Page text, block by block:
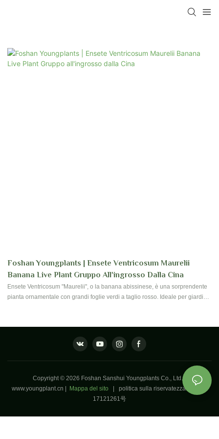
Foshan Youngplants | Ensete Ventricosum Maurelii
Banana Live Plant Gruppo All'ingrosso Dalla Cina
Ensete Ventricosum "Maurelii", o la banana abissinese, è una sorprendente
pianta ornamentale con grandi foglie verdi a taglio rosso. Ideale per giardini
di malattie al tuo paesaggio
Copyright © 2026 Foshan Sanshui Youngplants Co., Ltd. -
www.youngplant.cn
Mappa del sito politica sulla riservatezza粤ICP备
17121261号